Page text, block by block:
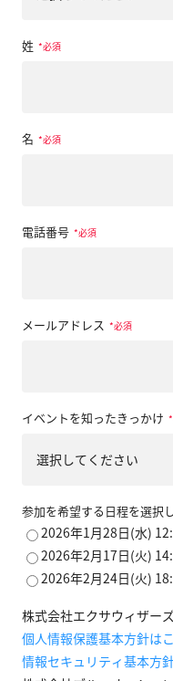
姓 *
名 *
電話番号 *
メールアドレス *
イベントを知ったきっかけ *
参加を希望する日程を選択
2026年1月28日(水)
2026年2月17日(火)
2026年2月24日(火)
株式会社エクサウィザー
個人情報保護基本方針は
情報セキュリティ基本方